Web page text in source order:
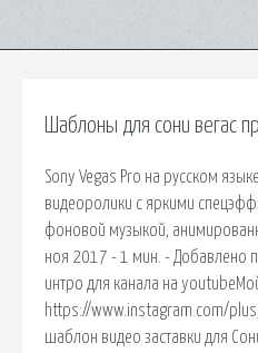
Шаблоны для сони вегас
Sony Vegas Pro на русском
видеоролики с яркими
фоновой музыкой,
ноя 2017 - 1 мин. - Добавлено
интро для канала на
https://www.instagram.com/
шаблон видео заставки для